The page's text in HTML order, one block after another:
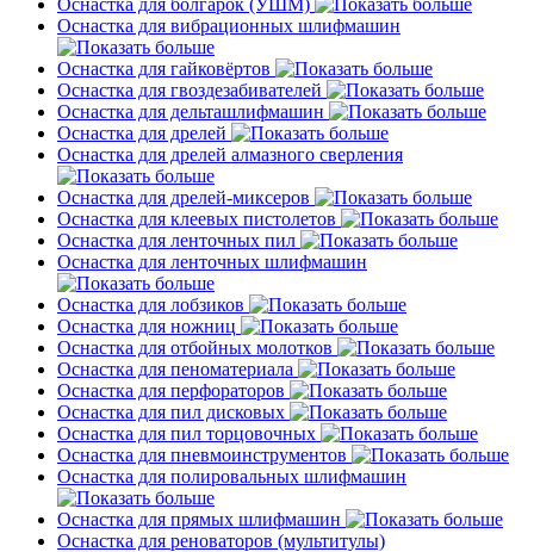
Оснастка для болгарок (УШМ)
Оснастка для вибрационных шлифмашин
Оснастка для гайковёртов
Оснастка для гвоздезабивателей
Оснастка для дельташлифмашин
Оснастка для дрелей
Оснастка для дрелей алмазного сверления
Оснастка для дрелей-миксеров
Оснастка для клеевых пистолетов
Оснастка для ленточных пил
Оснастка для ленточных шлифмашин
Оснастка для лобзиков
Оснастка для ножниц
Оснастка для отбойных молотков
Оснастка для пеноматериала
Оснастка для перфораторов
Оснастка для пил дисковых
Оснастка для пил торцовочных
Оснастка для пневмоинструментов
Оснастка для полировальных шлифмашин
Оснастка для прямых шлифмашин
Оснастка для реноваторов (мультитулы)